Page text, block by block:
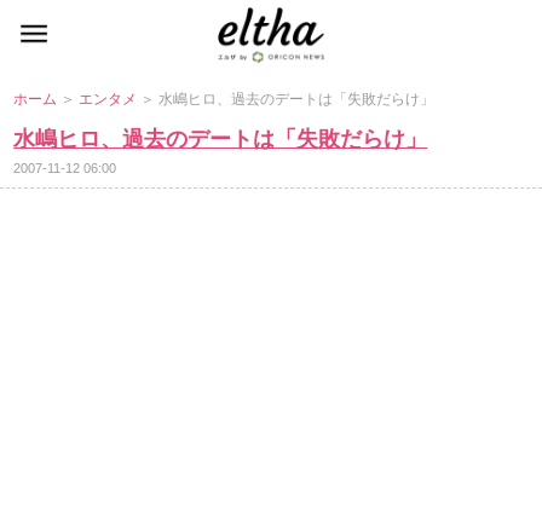
ホーム ＞ エンタメ ＞ 水嶋ヒロ、過去のデートは「失敗だらけ」
水嶋ヒロ、過去のデートは「失敗だらけ」
2007-11-12 06:00